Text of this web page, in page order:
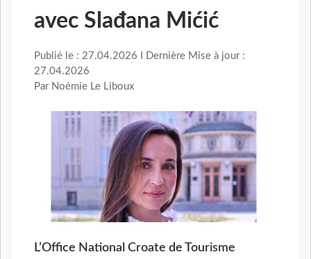
avec Slađana Mićić
Publié le : 27.04.2026 I Dernière Mise à jour :
27.04.2026
Par Noémie Le Liboux
L’Office National Croate de Tourisme